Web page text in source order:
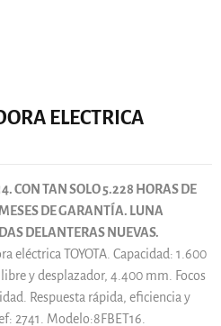
ELECTRICA
CON TAN SOLO 5.228 HORAS DE
DE GARANTÍA. LUNA
DELANTERAS NUEVAS.
eléctrica TOYOTA. Capacidad: 1.600
y desplazador, 4.400 mm. Focos
Respuesta rápida, eficiencia y
2741. Modelo:8FBET16.